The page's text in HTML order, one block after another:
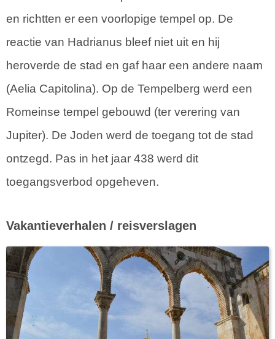
en richtten er een voorlopige tempel op. De
reactie van Hadrianus bleef niet uit en hij
heroverde de stad en gaf haar een andere naam
(Aelia Capitolina). Op de Tempelberg werd een
Romeinse tempel gebouwd (ter verering van
Jupiter). De Joden werd de toegang tot de stad
ontzegd. Pas in het jaar 438 werd dit
toegangsverbod opgeheven.
Vakantieverhalen / reisverslagen